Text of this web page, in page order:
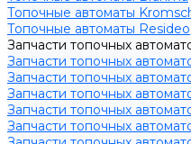
Топочные автоматы
Топочные автоматы Resideo
Запчасти топочных
Запчасти топочных
Запчасти топочных
Запчасти топочных
Запчасти топочных
Запчасти топочных